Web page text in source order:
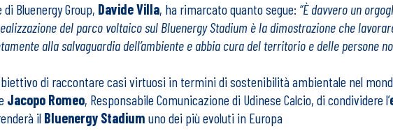
Bluenergy Group, Davide Villa, ha rimarcato quanto segue: “È davvero un
del parco voltaico sul Bluenergy Stadium è la dimostrazione che
alla salvaguardia dell’ambiente e abbia cura del territorio e delle persone
di raccontare casi virtuosi in termini di sostenibilità ambientale nel
Jacopo Romeo, Responsabile Comunicazione di Udinese Calcio, di condividere l’
il Bluenergy Stadium uno dei più evoluti in Europa